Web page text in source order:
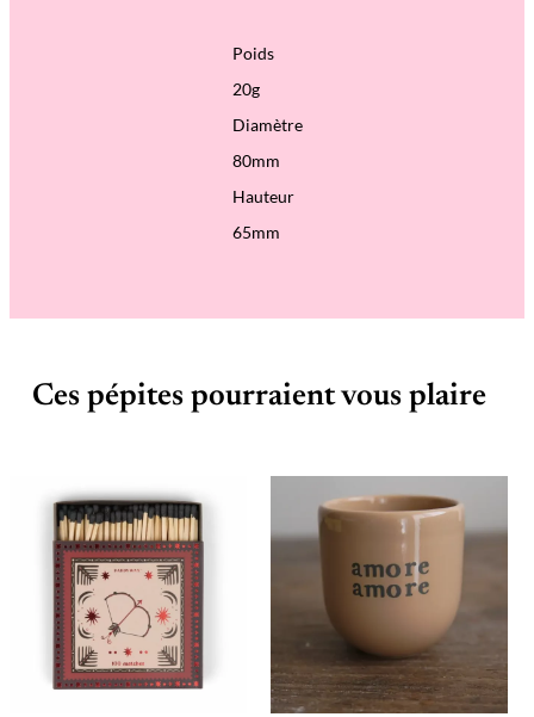
Poids
20g
Diamètre
80mm
Hauteur
65mm
Ces pépites pourraient vous plaire